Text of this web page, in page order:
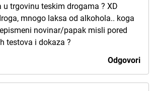
trgovinu teskim drogama ? XD
mnogo laksa od alkohola.. koga
novinar/papak misli pored
testova i dokaza ?
Odgovori